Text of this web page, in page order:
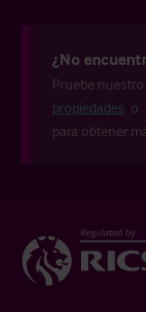
¿No
Pruebe
propiedades o
para obtener